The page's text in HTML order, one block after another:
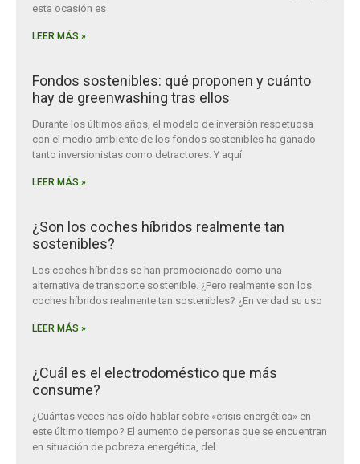
esta ocasión es
LEER MÁS »
Fondos sostenibles: qué proponen y cuánto
hay de greenwashing tras ellos
Durante los últimos años, el modelo de inversión respetuosa
con el medio ambiente de los fondos sostenibles ha ganado
tanto inversionistas como detractores. Y aquí
LEER MÁS »
¿Son los coches híbridos realmente tan
sostenibles?
Los coches híbridos se han promocionado como una
alternativa de transporte sostenible. ¿Pero realmente son los
coches híbridos realmente tan sostenibles? ¿En verdad su uso
LEER MÁS »
¿Cuál es el electrodoméstico que más
consume?
¿Cuántas veces has oído hablar sobre «crisis energética» en
este último tiempo? El aumento de personas que se encuentran
en situación de pobreza energética, del